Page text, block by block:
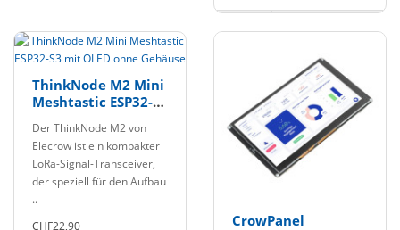
ThinkNode M2 Mini
Meshtastic ESP32-S3
Gehäuse
Der ThinkNode M2 von
Elecrow ist ein kompakter
LoRa-Signal-Transceiver,
der speziell für den Aufbau
..
CHF22,90
CrowPanel